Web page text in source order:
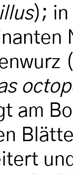
); in
(
am